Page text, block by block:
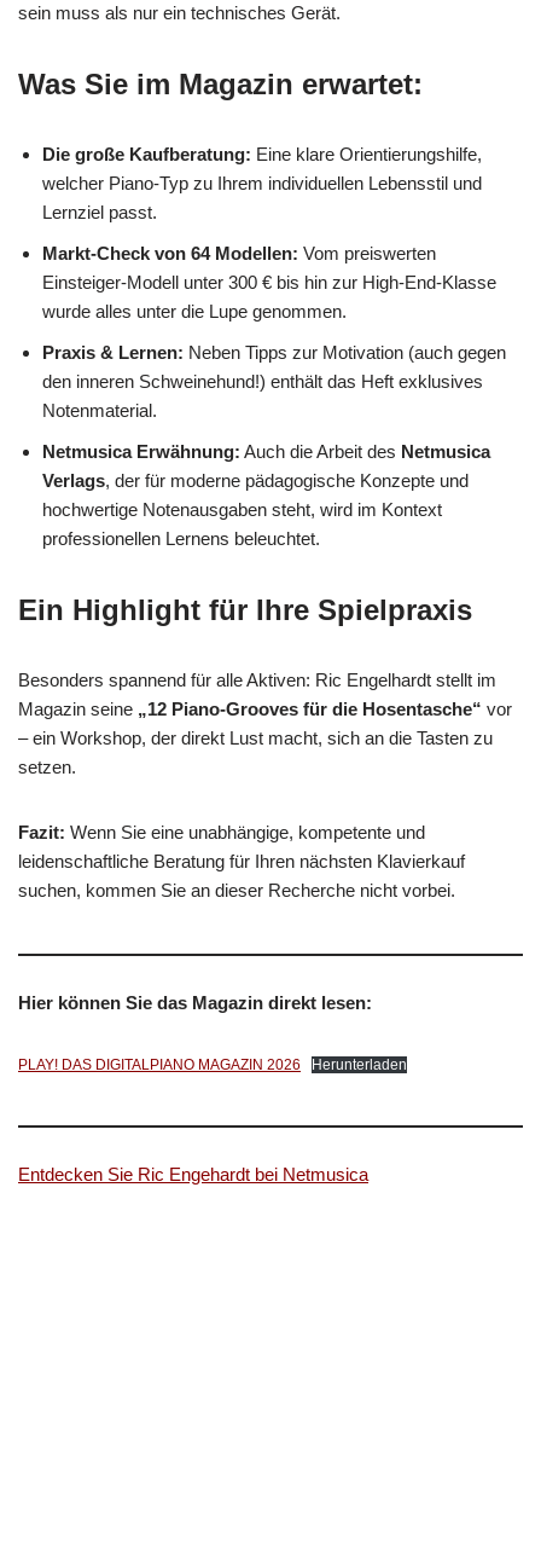
sein muss als nur ein technisches Gerät.
Was Sie im Magazin erwartet:
Die große Kaufberatung: Eine klare Orientierungshilfe,
welcher Piano-Typ zu Ihrem individuellen Lebensstil und
Lernziel passt.
Markt-Check von 64 Modellen: Vom preiswerten
Einsteiger-Modell unter 300 € bis hin zur High-End-Klasse
wurde alles unter die Lupe genommen.
Praxis & Lernen: Neben Tipps zur Motivation (auch gegen
den inneren Schweinehund!) enthält das Heft exklusives
Notenmaterial.
Netmusica Erwähnung: Auch die Arbeit des Netmusica
Verlags, der für moderne pädagogische Konzepte und
hochwertige Notenausgaben steht, wird im Kontext
professionellen Lernens beleuchtet.
Ein Highlight für Ihre Spielpraxis
Besonders spannend für alle Aktiven: Ric Engelhardt stellt im
Magazin seine „12 Piano-Grooves für die Hosentasche“ vor
– ein Workshop, der direkt Lust macht, sich an die Tasten zu
setzen.
Fazit: Wenn Sie eine unabhängige, kompetente und
leidenschaftliche Beratung für Ihren nächsten Klavierkauf
suchen, kommen Sie an dieser Recherche nicht vorbei.
Hier können Sie das Magazin direkt lesen:
PLAY! DAS DIGITALPIANO MAGAZIN 2026 Herunterladen
Entdecken Sie Ric Engehardt bei Netmusica